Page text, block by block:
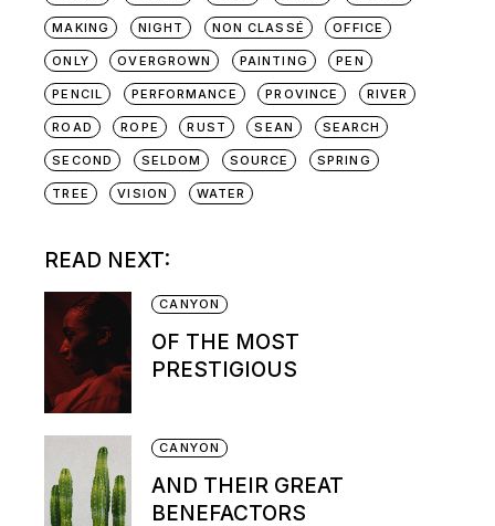
MAKING NIGHT NON CLASSÉ OFFICE
ONLY OVERGROWN PAINTING PEN
PENCIL PERFORMANCE PROVINCE RIVER
ROAD ROPE RUST SEAN SEARCH
SECOND SELDOM SOURCE SPRING
TREE VISION WATER
READ NEXT:
CANYON
OF THE MOST
PRESTIGIOUS
CANYON
AND THEIR GREAT
BENEFACTORS